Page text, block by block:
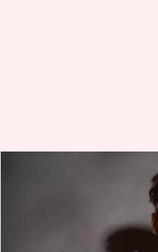
अपारशक्ति
खुराना का
बोले- नहीं